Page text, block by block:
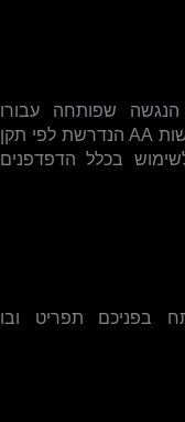
שפותחה עבורו
AAהנדרשת לפי תקן
בכלל הדפדפנים
בפניכם תפריט ובו